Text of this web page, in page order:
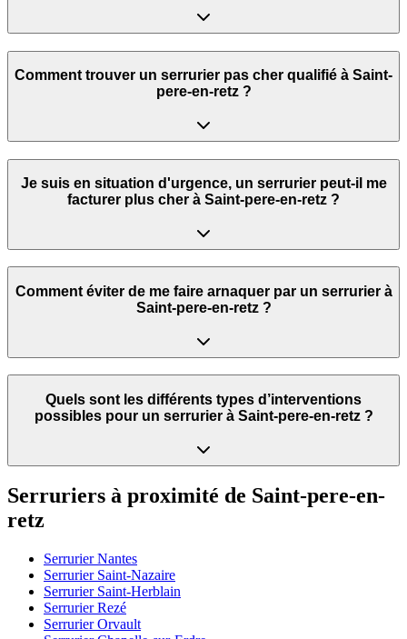
Comment trouver un serrurier pas cher qualifié à Saint-
pere-en-retz ?
Je suis en situation d'urgence, un serrurier peut‑il me
facturer plus cher à Saint-pere-en-retz ?
Comment éviter de me faire arnaquer par un serrurier à
Saint-pere-en-retz ?
Quels sont les différents types d’interventions
possibles pour un serrurier à Saint-pere-en-retz ?
Serruriers à proximité de Saint-pere-en-
retz
SerrurierNantes
Serrurier Saint-Nazaire
Serrurier Saint-Herblain
SerrurierRezé
SerrurierOrvault